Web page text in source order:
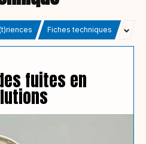
Fiches techniques
fuites en